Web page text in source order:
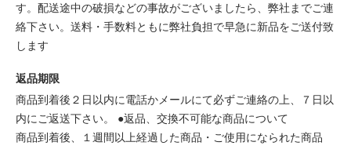
す。配送途中の破損などの事故がございましたら、弊社までご連
絡下さい。送料・手数料ともに弊社負担で早急に新品をご送付致
します
返品期限
商品到着後２日以内に電話かメールにて必ずご連絡の上、７日以
内にご返送下さい。 ●返品、交換不可能な商品について
商品到着後、１週間以上経過した商品・ご使用になられた商品